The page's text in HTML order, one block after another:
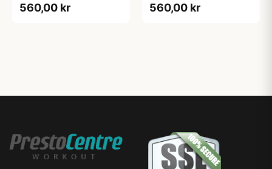
Størrelse M
560,00 kr 560,00 kr